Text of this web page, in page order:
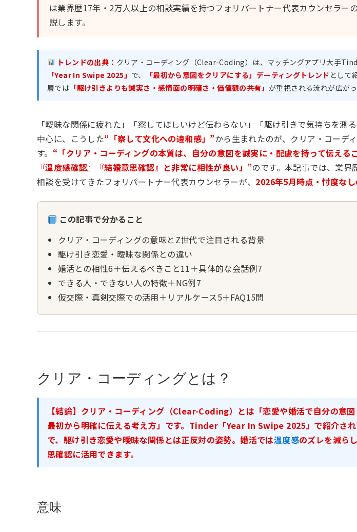
は業界歴17年・2万人以上の相談実績を持つフォリパートナー代表カウンセラー
説します。
トレンドの出典： クリア・コーディング（Clear-Coding）は、マッチングアプリ大手
「Year In Swipe 2025」 で、 「最初から意図をクリアにする」デーティングトレンド として
層では 「駆け引きよりも誠実さ・感情面の明確さ・価値観の共有」が重視される流れが広がっ
「曖昧な関係に疲れた」「察してほしいけど伝わらない」「駆け引きで気持ちを
中心に、こうした“「察して文化への違和感」”から生まれたのが、クリア・コーデ
す。 “「クリア・コーディングの本質は、自分の意図を誠実に・配慮を持って伝える
『温度感確認』『結婚意思確認』と非常に相性が良い」”のです。本記事では、業
相談を受けてきたフォリパートナー代表カウンセラーが、 2026年5月時点・忖度な
この記事で分かること
クリア・コーディングの意味とZ世代で注目される背景
駆け引き恋愛・曖昧な関係との違い
婚活との相性6＋伝えるべきこと11＋具体的な会話例7
できる人・できない人の特徴＋NG例7
仮交際・真剣交際での活用＋リアルケース5＋FAQ15問
クリア・コーディングとは？
【結論】クリア・コーディング（Clear-Coding）とは「恋愛や婚活で自分の意
最初から明確に伝える考え方」です。Tinder「Year In Swipe 2025」で紹介さ
で、駆け引き恋愛や曖昧な関係とは正反対の姿勢。婚活では温度感のズレを減ら
思確認に活用できます。
意味